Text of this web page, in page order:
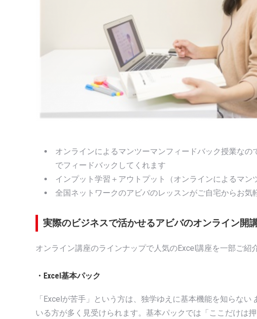
オンラインによるマンツーマンフィードバック授業な
でフィードバックしてくれます
インプット学習＋アウトプット（オンラインによるマ
全国ネットワークのアビバのレッスンがご自宅からお気
実際のビジネスで活かせるアビバのオンライン開
オンライン講座のラインナップで人気のExcel講座を一部ご紹
・Excel基本パック
「Excelが苦手」という方は、独学ゆえに基本機能を知らな
いる方が多く見受けられます。基本パックでは「ここだけは